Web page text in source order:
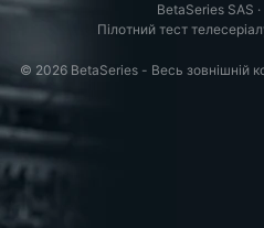
BetaSeries SAS ·
Пілотний тест
© 2026 BetaSeries - Весь зовнішній